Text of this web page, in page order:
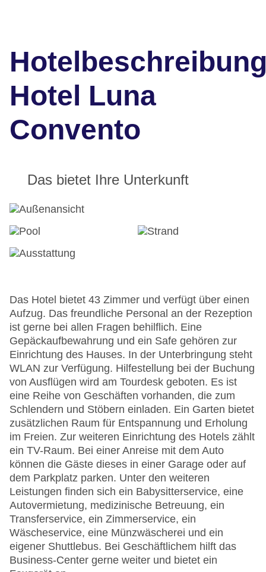
Hotel Luna
Convento
Das bietet Ihre Unterkunft
Das Hotel bietet 43 Zimmer und verfügt über einen
Aufzug. Das freundliche Personal an der Rezeption
ist gerne bei allen Fragen behilflich. Eine
Gepäckaufbewahrung und ein Safe gehören zur
Einrichtung des Hauses. In der Unterbringung steht
WLAN zur Verfügung. Hilfestellung bei der Buchung
von Ausflügen wird am Tourdesk geboten. Es ist
eine Reihe von Geschäften vorhanden, die zum
Schlendern und Stöbern einladen. Ein Garten bietet
zusätzlichen Raum für Entspannung und Erholung
im Freien. Zur weiteren Einrichtung des Hotels zählt
ein TV-Raum. Bei einer Anreise mit dem Auto
können die Gäste dieses in einer Garage oder auf
dem Parkplatz parken. Unter den weiteren
Leistungen finden sich ein Babysitterservice, eine
Autovermietung, medizinische Betreuung, ein
Transferservice, ein Zimmerservice, ein
Wäscheservice, eine Münzwäscherei und ein
eigener Shuttlebus. Bei Geschäftlichem hilft das
Business-Center gerne weiter und bietet ein